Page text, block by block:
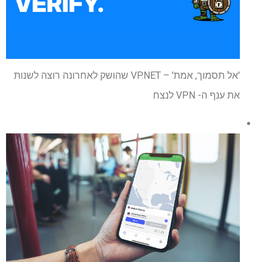
'אל תסמוך, אמת' – VP.NET שהושק לאחרונה רוצה לשנות
את ענף ה- VPN לנצח